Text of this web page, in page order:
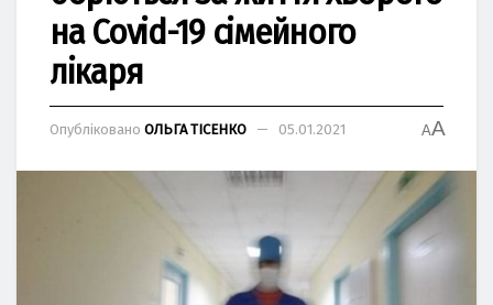
на Covid-19 сімейного
лікаря
Опубліковано ОЛЬГА ТІСЕНКО 05.01.2021 AA